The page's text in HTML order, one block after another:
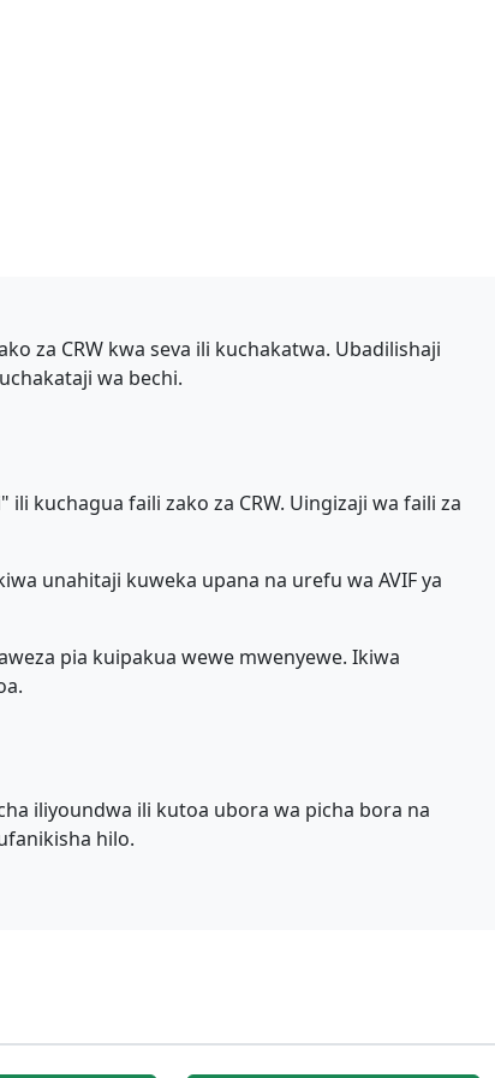
za CRW kwa seva ili kuchakatwa. Ubadilishaji
wa bechi.
kuchagua faili zako za CRW. Uingizaji wa faili za
unahitaji kuweka upana na urefu wa AVIF ya
pia kuipakua wewe mwenyewe. Ikiwa
iliyoundwa ili kutoa ubora wa picha bora na
hilo.